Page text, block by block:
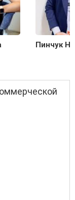
Пинчук